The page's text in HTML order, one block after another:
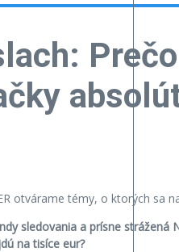
otvárame témy, o ktorých sa
sledovania a prísne strážená
na tisíce eur?